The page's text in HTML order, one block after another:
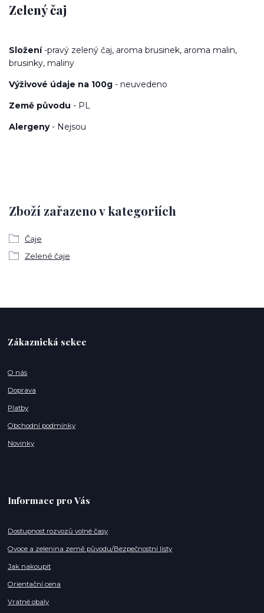
Zelený čaj
Složení-pravý zelený čaj, aroma brusinek, aroma malin,
brusinky, maliny
Výživové údaje na 100g - neuvedeno
Země původu - PL
Alergeny- Nejsou
Zboží zařazeno v kategoriích
Čaje
Zelené čaje
Zákaznická sekce
O nás
Doprava
Platby
Obchodní podmínky
Novinky
Informace pro Vás
Dostupnost rozvozů volné časy
Ovoce a zelenina země původu/Bezpečnostní listy
Jak nakoupit
Orientační cena
Vratné obaly